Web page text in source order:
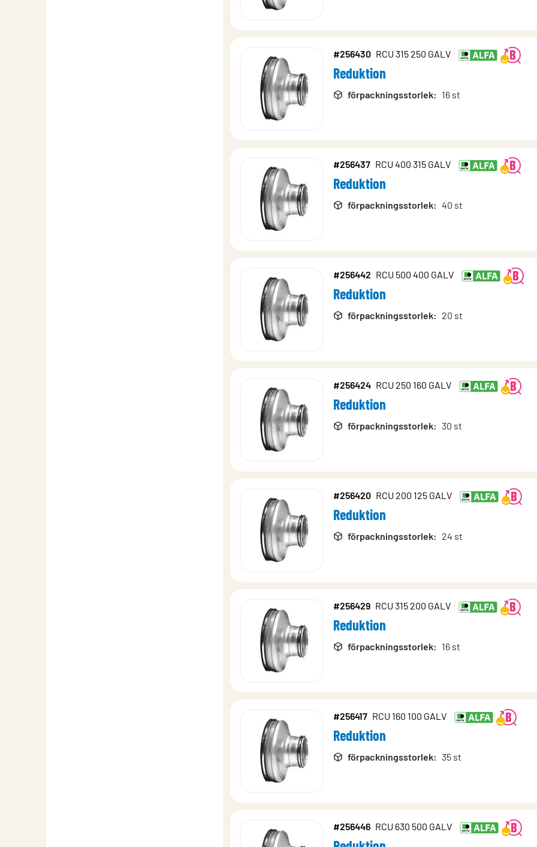
#256430 RCU 315 250 GALV
Reduktion
förpackningsstorlek: 16 st
#256437 RCU 400 315 GALV
Reduktion
förpackningsstorlek: 40 st
#256442 RCU 500 400 GALV
Reduktion
förpackningsstorlek: 20 st
#256424 RCU 250 160 GALV
Reduktion
förpackningsstorlek: 30 st
#256420 RCU 200 125 GALV
Reduktion
förpackningsstorlek: 24 st
#256429 RCU 315 200 GALV
Reduktion
förpackningsstorlek: 16 st
#256417 RCU 160 100 GALV
Reduktion
förpackningsstorlek: 35 st
#256446 RCU 630 500 GALV